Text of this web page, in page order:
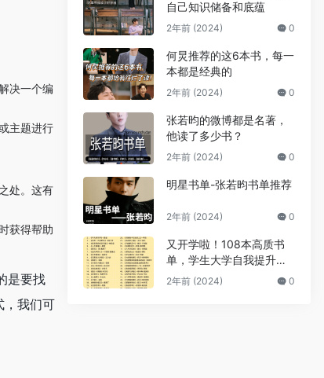
决一个编
主题进行
处。这有
获得帮助
是要找
，我们可
自己知识储备和底蕴
2年前 (2024) 0
何炅推荐的这6本书，每一
本都是经典的
2年前 (2024) 0
张若昀的微博都是名著，
他读了多少书？
2年前 (2024) 0
明星书单-张若昀书单推荐
2年前 (2024) 0
又开学啦！108本高质书
单，学生大学自我提升拒
绝内耗
2年前 (2024) 0